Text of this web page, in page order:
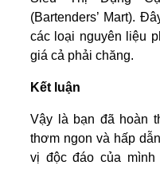
(Bartenders’ Mart).
các loại nguyên liệu
giá cả phải chăng.
Kết luận
Vậy là bạn đã hoàn
thơm ngon và hấp
vị độc đáo của